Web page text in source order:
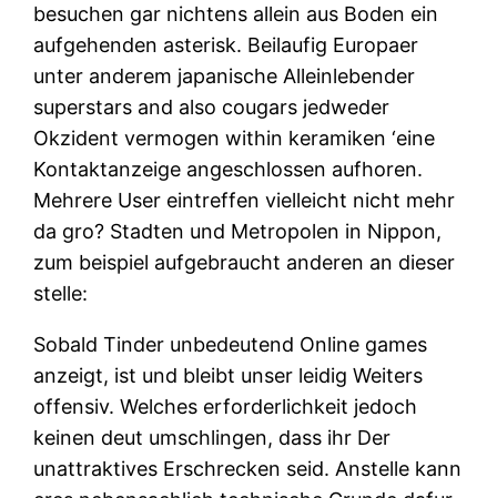
besuchen gar nichtens allein aus Boden ein
aufgehenden asterisk. Beilaufig Europaer
unter anderem japanische Alleinlebender
superstars and also cougars jedweder
Okzident vermogen within keramiken ‘eine
Kontaktanzeige angeschlossen aufhoren.
Mehrere User eintreffen vielleicht nicht mehr
da gro? Stadten und Metropolen in Nippon,
zum beispiel aufgebraucht anderen an dieser
stelle:
Sobald Tinder unbedeutend Online games
anzeigt, ist und bleibt unser leidig Weiters
offensiv. Welches erforderlichkeit jedoch
keinen deut umschlingen, dass ihr Der
unattraktives Erschrecken seid. Anstelle kann